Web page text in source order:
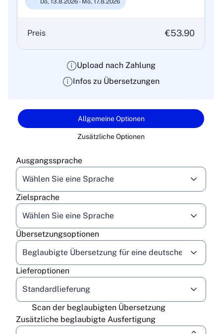
Do, 13.8.2026 - Mo, 17.8.2026
Preis €53.90
Upload nach Zahlung
Infos zu Übersetzungen
Allgemeine Optionen
Zusätzliche Optionen
Ausgangssprache
Wählen Sie eine Sprache
Zielsprache
Wählen Sie eine Sprache
Übersetzungsoptionen
Beglaubigte Übersetzung für eine deutsche Behörde
Lieferoptionen
Standardlieferung
Scan der beglaubigten Übersetzung
Zusätzliche beglaubigte Ausfertigung